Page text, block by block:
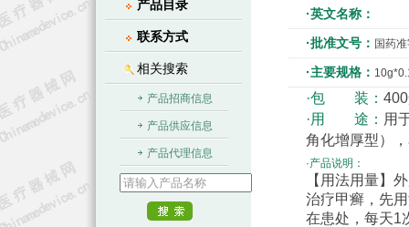
·英文名称：
·批准文号： 国药
·主要规格：
·包 装：
·用 途： 用
角化增厚型）
·产品说明：
【用法用量】
治疗甲癣，先
在患处，每天1
产品目录
联系方式
相关搜索
产品招商信息
产品供应信息
产品代理信息